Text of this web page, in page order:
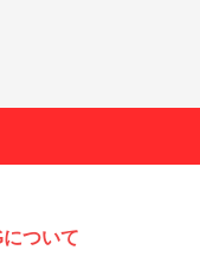
ついて